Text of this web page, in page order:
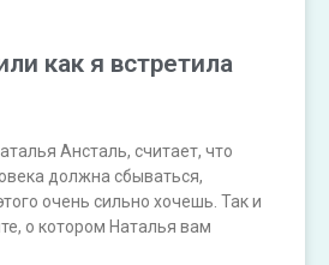
как я встретила
Ансталь, считает, что
должна сбываться,
очень сильно хочешь. Так и
о котором Наталья вам